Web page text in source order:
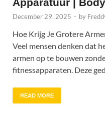
December 29, 2025 - by
Hoe Krijg Je Grotere
Veel mensen denken dat
armen op te bouwen
fitnessapparaten. Deze
READ MORE